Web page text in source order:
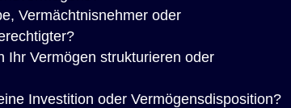
Vermächtnisnehmer oder
Ihr Vermögen strukturieren oder
Investition oder Vermögensdisposition?